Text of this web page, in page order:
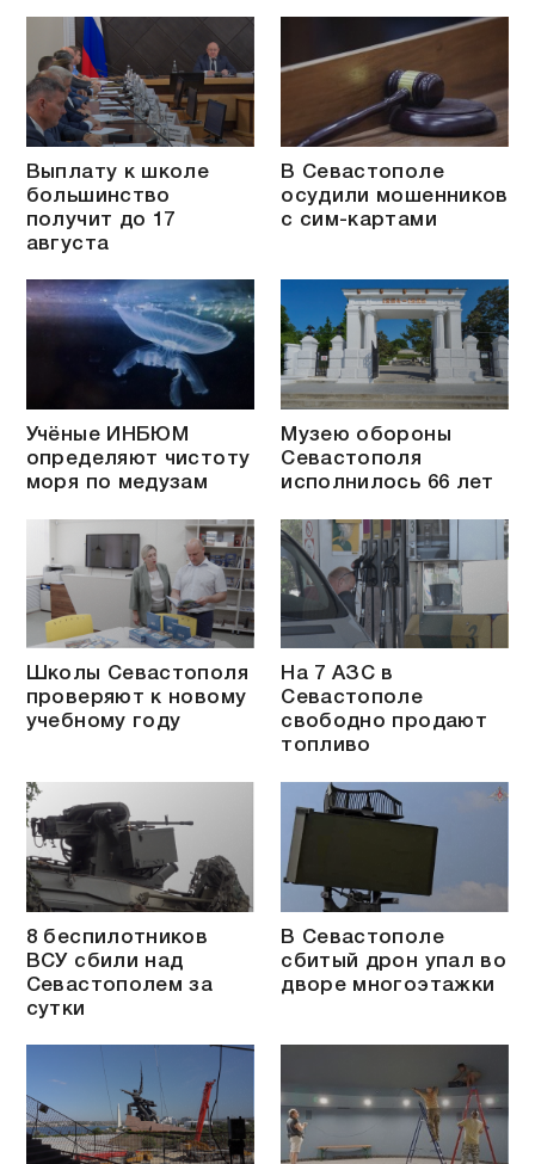
Выплату к школе
большинство
получит до 17
августа
В Севастополе
осудили мошенников
с сим-картами
Учёные ИНБЮМ
определяют чистоту
моря по медузам
Музею обороны
Севастополя
исполнилось 66 лет
Школы Севастополя
проверяют к новому
учебному году
На 7 АЗС в
Севастополе
свободно продают
топливо
8 беспилотников
ВСУ сбили над
Севастополем за
сутки
В Севастополе
сбитый дрон упал во
дворе многоэтажки